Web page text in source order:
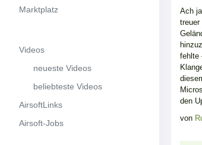
Marktplatz
Videos
neueste Videos
beliebteste Videos
AirsoftLinks
Airsoft-Jobs
Ach
treuer
fehlte
den
von